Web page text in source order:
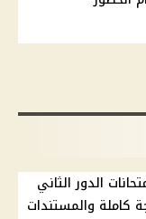
الدور الثاني
كاملة والمستندات